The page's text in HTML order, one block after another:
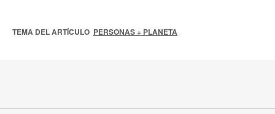
TEMA DEL ARTÍCULO PERSONAS + PLANETA